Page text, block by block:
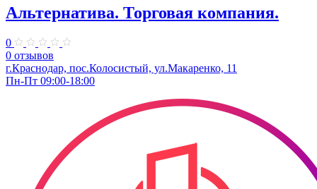
Альтернатива. Торговая компания.
0
0 отзывов
г.Краснодар, пос.Колосистый, ул.Макаренко, 11
Пн-Пт 09:00-18:00